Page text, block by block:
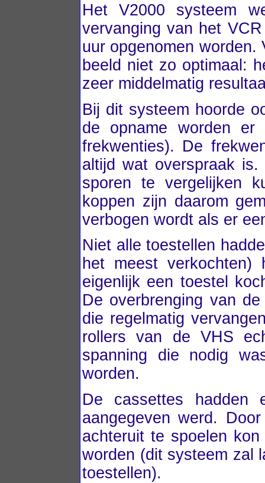
Het V2000 systeem
vervanging van het
uur opgenomen
beeld niet zo optimaal:
zeer middelmatig
Bij dit systeem hoorde
de opname worden er
frekwenties). De
altijd wat overspraak
sporen te vergelijken
koppen zijn daarom
verbogen wordt als er
Niet alle toestellen
het meest verkochten)
eigenlijk een toestel
De overbrenging van
die regelmatig
rollers van de VHS
spanning die nodig
worden.
De cassettes hadden
aangegeven werd.
achteruit te spoelen
worden (dit systeem zal
toestellen).